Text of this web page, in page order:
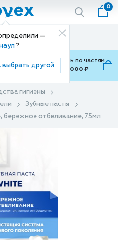
—
?
выбрать другой
0
Способ доставки
Доставка
Можно оплатить по частям
от 700 ₽ до 15,000 ₽
гигиены
Зубные пасты
бережное отбеливание, 75мл